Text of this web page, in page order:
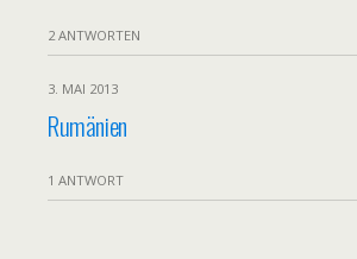
2 ANTWORTEN
3. MAI 2013
Rumänien
1 ANTWORT